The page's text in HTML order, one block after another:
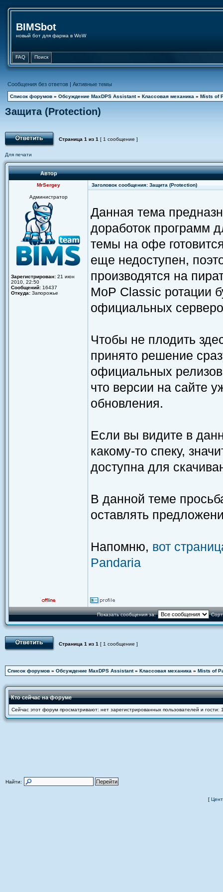
BIMSbot
новый бот для фарма в WoW
FAQ Поиск
Сообщения без ответов | Активные темы
Список форумов » Обсуждение MaxDPS Assistant» Классовая механика » Mists of
Защита (Protection)
Страница 1 из 1 [ 1 сообщение ]
Для печати
Автор
MrSergey Заголовок сообщения: Защита (Protection)
Администратор
Зарегистрирован: 21 июн
2010, 22:50
Сообщений: 16437
Откуда: Запорожье
Данная тема
доработок программ
темы на офе
еще недоступен,
производятся на
MoP Classic ротации
официальных
Чтобы не плодить
принято решение
официальных
что версии на сайте
обновления.
Если вы видите в
какому-то спеку,
доступна для
В данной теме
оставлять
Напомню, вот
Pandaria
Показать сообщения за:
Страница 1 из 1 [ 1 сообщение ]
Список форумов » Обсуждение MaxDPS Assistant» Классовая механика » Mists of
Кто сейчас на форуме
Сейчас этот форум просматривают: нет зарегистрированных пользователей и гости:
Найти:
[